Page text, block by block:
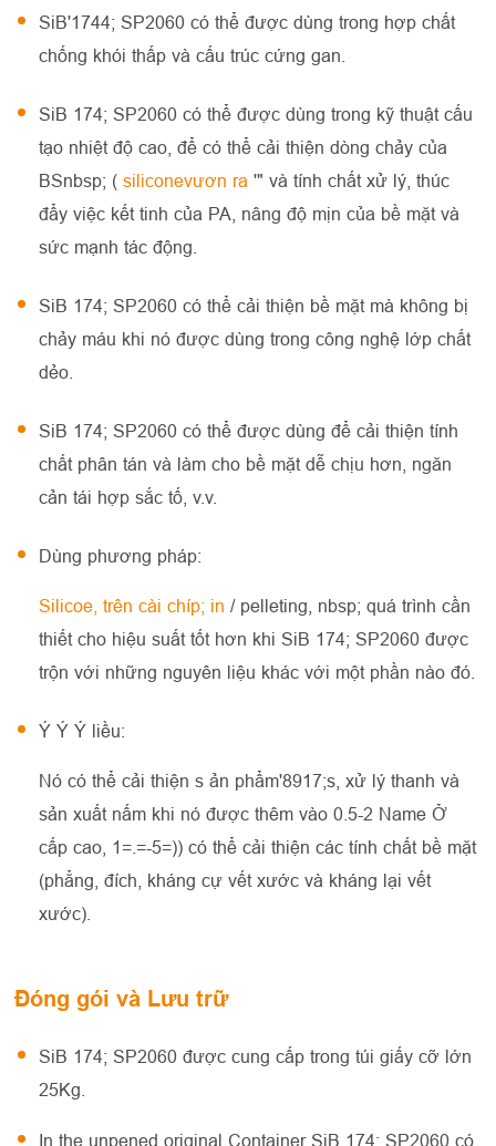
SiB'1744; SP2060 có thể được dùng trong hợp chất
chống khói thấp và cấu trúc cứng gan.
SiB 174; SP2060 có thể được dùng trong kỹ thuật cấu
tạo nhiệt độ cao, để có thể cải thiện dòng chảy của
BSnbsp; ( siliconevươn ra'" và tính chất xử lý, thúc
đẩy việc kết tinh của PA, nâng độ mịn của bề mặt và
sức mạnh tác động.
SiB 174; SP2060 có thể cải thiện bề mặt mà không bị
chảy máu khi nó được dùng trong công nghệ lớp chất
dẻo.
SiB 174; SP2060 có thể được dùng để cải thiện tính
chất phân tán và làm cho bề mặt dễ chịu hơn, ngăn
cản tái hợp sắc tố, v.v.
Dùng phương pháp:
Silicoe, trên cài chíp; in/ pelleting, nbsp; quá trình cần
thiết cho hiệu suất tốt hơn khi SiB 174; SP2060 được
trộn với những nguyên liệu khác với một phần nào đó.
Ý Ý Ý liều:
Nó có thể cải thiện s ản phẩm'8917;s, xử lý thanh và
sản xuất nấm khi nó được thêm vào 0.5-2 Name Ở
cấp cao, 1=.=-5=)) có thể cải thiện các tính chất bề mặt
(phẳng, đích, kháng cự vết xước và kháng lại vết
xước).
Đóng gói và Lưu trữ
SiB 174; SP2060 được cung cấp trong túi giấy cỡ lớn
25Kg.
In the unpened original Container SiB 174; SP2060 có